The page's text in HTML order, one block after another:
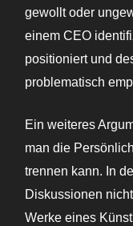
gewollt oder
einem CEO
positioniert und
problematisch
Ein weiteres
man die
trennen kann. In
Diskussionen
Werke eines